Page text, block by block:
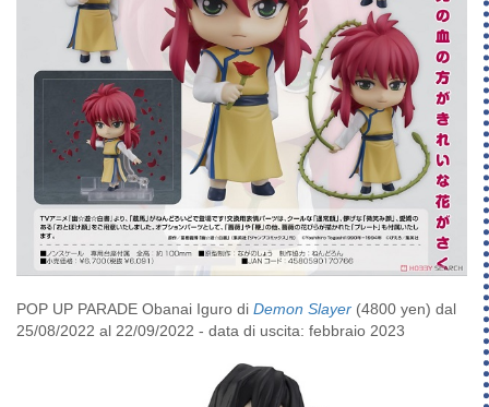
POP UP PARADE Obanai Iguro di Demon Slayer (4800 yen) dal
25/08/2022 al 22/09/2022 - data di uscita: febbraio 2023